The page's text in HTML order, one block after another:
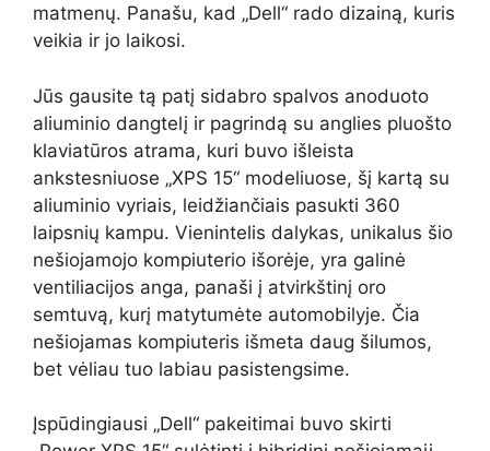
matmenų. Panašu, kad „Dell“ rado dizainą, kuris
veikia ir jo laikosi.
Jūs gausite tą patį sidabro spalvos anoduoto
aliuminio dangtelį ir pagrindą su anglies pluošto
klaviatūros atrama, kuri buvo išleista
ankstesniuose „XPS 15“ modeliuose, šį kartą su
aliuminio vyriais, leidžiančiais pasukti 360
laipsnių kampu. Vienintelis dalykas, unikalus šio
nešiojamojo kompiuterio išorėje, yra galinė
ventiliacijos anga, panaši į atvirkštinį oro
semtuvą, kurį matytumėte automobilyje. Čia
nešiojamas kompiuteris išmeta daug šilumos,
bet vėliau tuo labiau pasistengsime.
Įspūdingiausi „Dell“ pakeitimai buvo skirti